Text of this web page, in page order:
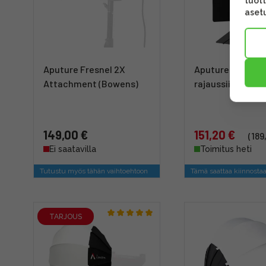
Aputure Fresnel 2X
Attachment (Bowens)
149,00 €
Ei saatavilla
Tutustu myös tähän vaihtoehtoon
Aputure F10 Barn
rajaussiivet
151,20 €
Toimitus heti
Tämä saattaa kiinnostaa
TARJOUS